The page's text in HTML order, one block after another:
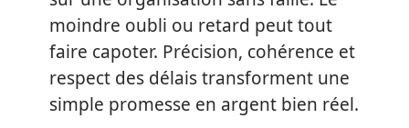
moindre oubli ou retard peut tout
faire capoter. Précision, cohérence et
respect des délais transforment une
simple promesse en argent bien réel.